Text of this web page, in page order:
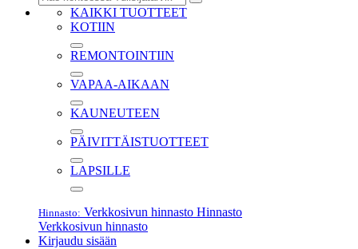
KAIKKI TUOTTEET
KOTIIN
REMONTOINTIIN
VAPAA-AIKAAN
KAUNEUTEEN
PÄIVITTÄISTUOTTEET
LAPSILLE
Hinnasto: Verkkosivun hinnasto Hinnasto
Verkkosivun hinnasto
Kirjaudu sisään